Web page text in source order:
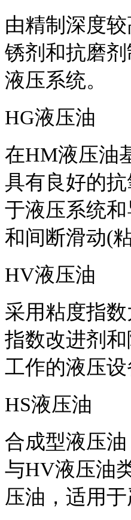
由精制深度
锈剂和抗磨
液压系统。
HG液压油
在HM液压油
具有良好的
于液压系统
和间断滑动(
HV液压油
采用粘度指
指数改进剂
工作的液压设
HS液压油
合成型液压
与HV液压油
压油，适用